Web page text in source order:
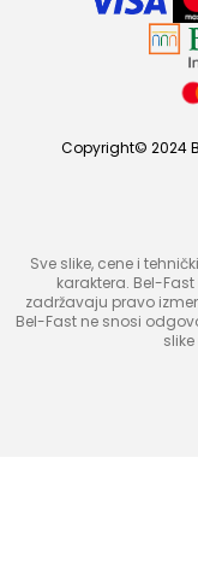
Copyright© 2024
Sve slike, cene i
karaktera. Bel-
zadržavaju pravo
Bel-Fast ne snosi